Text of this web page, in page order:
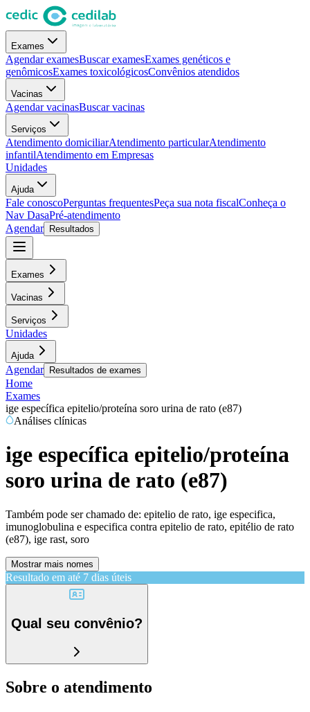
Exames
Agendar examesBuscar examesExames genéticos e
genômicosExames toxicológicosConvênios atendidos
Vacinas
Agendar vacinasBuscar vacinas
Serviços
Atendimento domiciliarAtendimento particularAtendimento
infantilAtendimento em Empresas
Unidades
Ajuda
Fale conoscoPerguntas frequentesPeça sua nota fiscalConheça o
Nav DasaPré-atendimento
Agendar
Resultados
Exames
Vacinas
Serviços
Unidades
Ajuda
Agendar Resultados de exames
Home
Exames
ige específica epitelio/proteína soro urina de rato (e87)
Análises clínicas
ige específica epitelio/proteína
soro urina de rato (e87)
Também pode ser chamado de: epitelio de rato, ige especifica,
imunoglobulina e especifica contra epitelio de rato, epitélio de rato
(e87), ige rast, soro
Mostrar mais nomes
Resultado em até 7 dias úteis
Qual seu convênio?
Sobre o atendimento